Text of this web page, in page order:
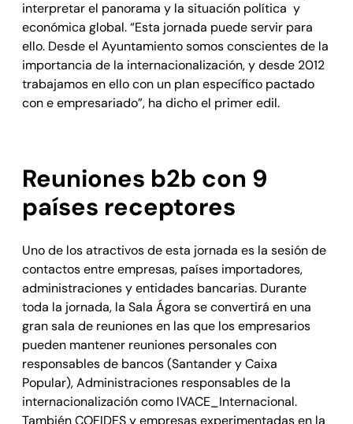
interpretar el panorama y la situación política y
económica global. “Esta jornada puede servir para
ello. Desde el Ayuntamiento somos conscientes de la
importancia de la internacionalización, y desde 2012
trabajamos en ello con un plan específico pactado
con e empresariado”, ha dicho el primer edil.
Reuniones b2b con 9
países receptores
Uno de los atractivos de esta jornada es la sesión de
contactos entre empresas, países importadores,
administraciones y entidades bancarias. Durante
toda la jornada, la Sala Ágora se convertirá en una
gran sala de reuniones en las que los empresarios
pueden mantener reuniones personales con
responsables de bancos (Santander y Caixa
Popular), Administraciones responsables de la
internacionalización como IVACE_Internacional.
También COFIDES y empresas experimentadas en la